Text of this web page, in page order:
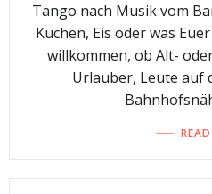
Tango nach Musik vom
Kuchen, Eis oder was
willkommen, ob Alt-
Urlauber, Leute auf